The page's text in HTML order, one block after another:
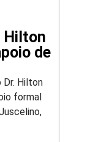
Hilton
de
Dr. Hilton
formal